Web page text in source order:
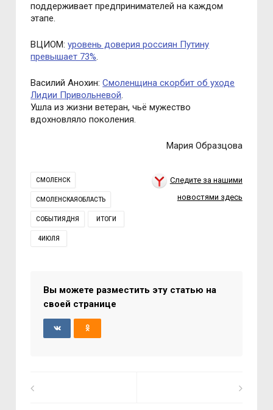
поддерживает предпринимателей на каждом
этапе.
ВЦИОМ:уровень доверия россиян Путину
превышает 73%.
Василий Анохин:Смоленщина скорбит об уходе
Лидии Привольневой.
Ушла из жизни ветеран, чьё мужество
вдохновляло поколения.
Мария Образцова
СМОЛЕНСК
СМОЛЕНСКАЯОБЛАСТЬ
СОБЫТИЯДНЯ ИТОГИ
4ИЮЛЯ
Следите за нашими
новостями здесь
Вы можете разместить эту статью на
своей странице